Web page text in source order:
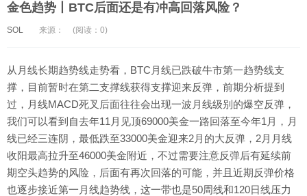
金色趋势丨BTC后面还是有冲高回落风险？
SOL 来源： (阅读：0)
从月线长期趋势线走势看，BTC月线已跌破牛市第一趋势线支
撑，目前暂时在第二支撑线获得支撑迎来反弹，前期分析提到
过，月线MACD死叉后面往往会出现一波月线级别的爆空反弹，
我们可以看到自去年11月见顶69000美金一路回落至今年1月，月
线已经三连阴，最低跌至33000美金迎来2月的大反弹，2月月线
收阳最高拉升至46000美金附近，不过需要注意反弹后有延续前
期空头趋势的风险，后面有再次回落的可能，并且近期反弹价格
也逐步接近第一月线趋势线，这一带也是50周线和120日线压力